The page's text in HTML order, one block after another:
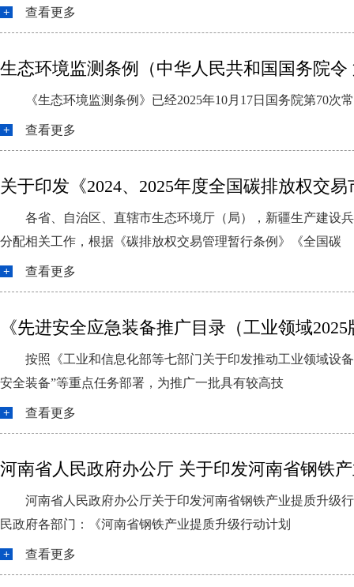
查看更多
生态环境监测条例（中华人民共和国国务院令
《生态环境监测条例》已经2025年10月17日国务院第70
查看更多
关于印发《2024、2025年度全国碳排放权交
各省、自治区、直辖市生态环境厅（局），新疆生产建设
分配相关工作，根据《碳排放权交易管理暂行条例》《全国碳
查看更多
《先进安全应急装备推广目录（工业领域
按照《工业和信息化部等七部门关于印发推动工业领域设
安全装备”等重点任务部署，为推广一批具有较高技
查看更多
河南省人民政府办公厅 关于印发河南省钢铁
河南省人民政府办公厅关于印发河南省钢铁产业提质升级
民政府各部门：《河南省钢铁产业提质升级行动计划
查看更多